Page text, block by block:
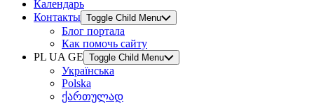
Календарь
Контакты Toggle Child Menu
Блог портала
Как помочь сайту
PL UA GE Toggle Child Menu
Українська
Polska
ქართულად